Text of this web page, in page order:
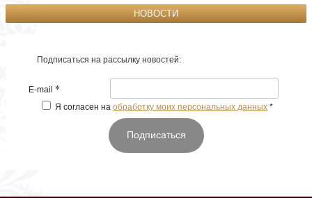
НОВОСТИ
Подписаться на рассылку новостей:
E-mail *
Я согласен на обработку моих персональных данных *
Подписаться